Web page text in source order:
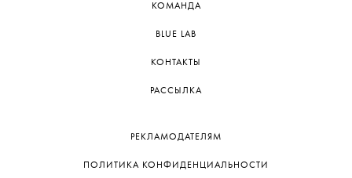
КОМАНДА
BLUE LAB
КОНТАКТЫ
РАССЫЛКА
РЕКЛАМОДАТЕЛЯМ
ПОЛИТИКА КОНФИДЕНЦИАЛЬНОСТИ